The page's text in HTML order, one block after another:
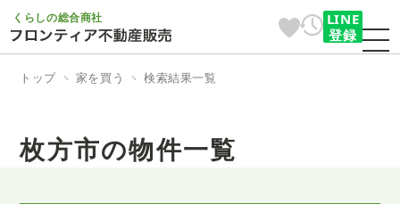
くらしの総合商社
LINE
登録
トップ 家を買う 検索結果一覧
枚方市の物件一覧